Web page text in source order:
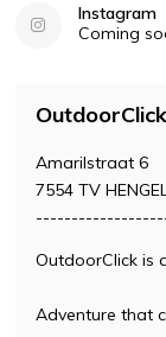
Instagram
Coming
OutdoorClick
Amarilstraat 6
7554 TV
OutdoorClick is
Adventure that